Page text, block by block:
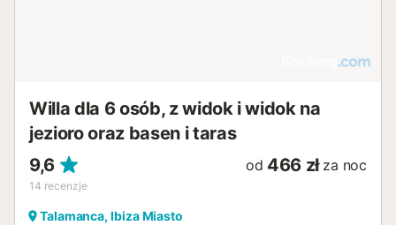
Willa dla 6 osób, z widok i widok na
jezioro oraz basen i taras
9,6
14 recenzje
od 466 zł za noc
Talamanca, Ibiza Miasto